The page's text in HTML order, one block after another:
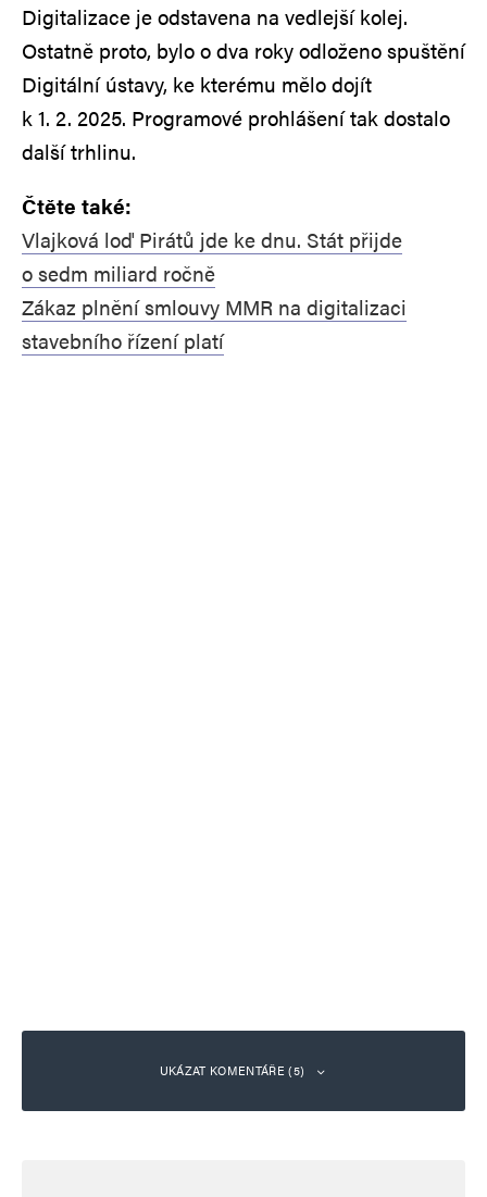
Digitalizace je odstavena na vedlejší kolej.
Ostatně proto, bylo o dva roky odloženo spuštění
Digitální ústavy, ke kterému mělo dojít
k 1. 2. 2025. Programové prohlášení tak dostalo
další trhlinu.
Čtěte také:
Vlajková loď Pirátů jde ke dnu. Stát přijde
o sedm miliard ročně
Zákaz plnění smlouvy MMR na digitalizaci
stavebního řízení platí
UKÁZAT KOMENTÁŘE (5)